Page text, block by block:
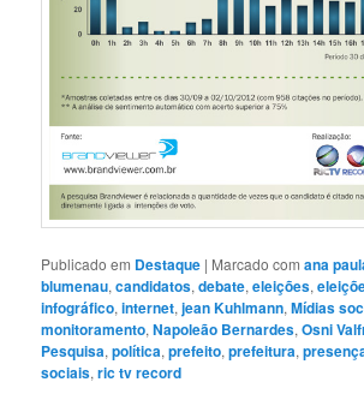
Publicado em Destaque | Marcado com ana
blumenau,candidatos,debate,eleições,
infográfico,internet,jean Kuhlmann,Mídias
monitoramento,Napoleão Bernardes,Osni
Pesquisa,política,prefeito,prefeitura,
sociais,ric tv record